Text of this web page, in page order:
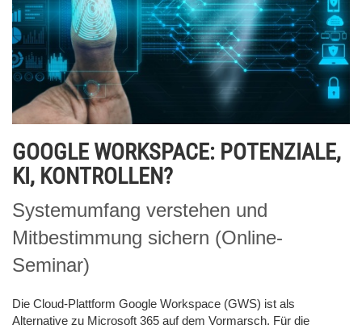
GOOGLE WORKSPACE: POTENZIALE,
KI, KONTROLLEN?
Systemumfang verstehen und
Mitbestimmung sichern (Online-
Seminar)
Die Cloud-Plattform Google Workspace (GWS) ist als
Alternative zu Microsoft 365 auf dem Vormarsch. Für die